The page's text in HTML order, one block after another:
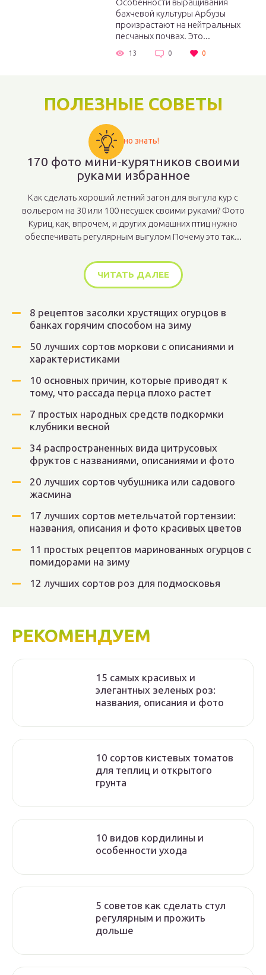
Особенности выращивания
бахчевой культуры Арбузы
произрастают на нейтральных
песчаных почвах. Это...
13 0 0
ПОЛЕЗНЫЕ СОВЕТЫ
Важно знать!
170 фото мини-курятников своими
руками избранное
Как сделать хороший летний загон для выгула кур с
вольером на 30 или 100 несушек своими руками? Фото
Куриц, как, впрочем, и других домашних птиц нужно
обеспечивать регулярным выгулом Почему это так...
ЧИТАТЬ ДАЛЕЕ
8 рецептов засолки хрустящих огурцов в
банках горячим способом на зиму
50 лучших сортов моркови с описаниями и
характеристиками
10 основных причин, которые приводят к
тому, что рассада перца плохо растет
7 простых народных средств подкормки
клубники весной
34 распространенных вида цитрусовых
фруктов с названиями, описаниями и фото
20 лучших сортов чубушника или садового
жасмина
17 лучших сортов метельчатой гортензии:
названия, описания и фото красивых цветов
11 простых рецептов маринованных огурцов с
помидорами на зиму
12 лучших сортов роз для подмосковья
РЕКОМЕНДУЕМ
15 самых красивых и
элегантных зеленых роз:
названия, описания и фото
10 сортов кистевых томатов
для теплиц и открытого
грунта
10 видов кордилины и
особенности ухода
5 советов как сделать стул
регулярным и прожить
дольше